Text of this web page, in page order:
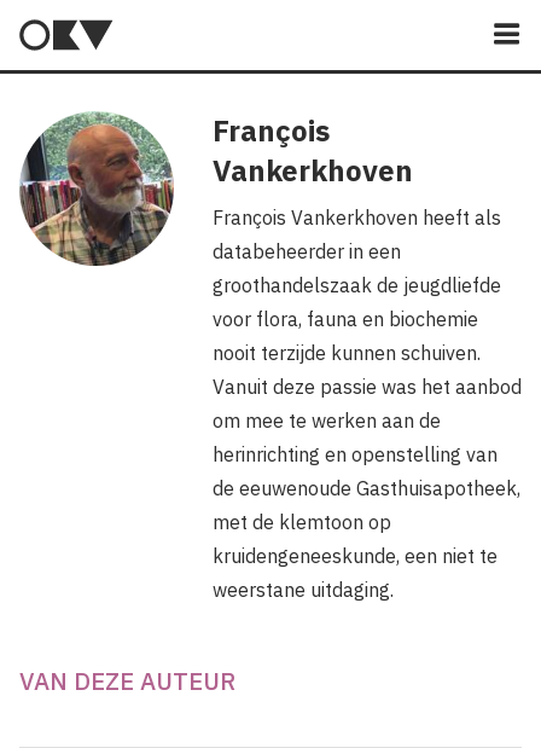
François
Vankerkhoven
François Vankerkhoven heeft als
databeheerder in een
groothandelszaak de jeugdliefde
voor flora, fauna en biochemie
nooit terzijde kunnen schuiven.
Vanuit deze passie was het aanbod
om mee te werken aan de
herinrichting en openstelling van
de eeuwenoude Gasthuisapotheek,
met de klemtoon op
kruidengeneeskunde, een niet te
weerstane uitdaging.
VAN DEZE AUTEUR